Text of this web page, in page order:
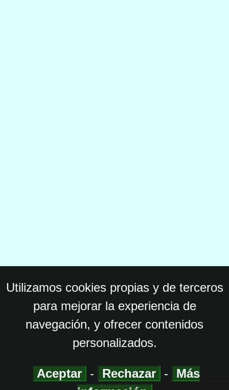
Utilizamos cookies propias y de terceros
para mejorar la experiencia de
navegación, y ofrecer contenidos
personalizados.
Aceptar - Rechazar -
Más